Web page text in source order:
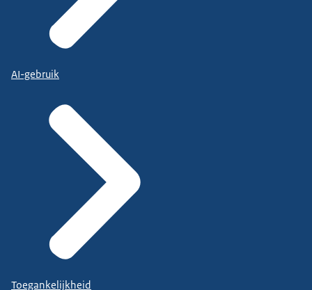
AI-gebruik
Toegankelijkheid